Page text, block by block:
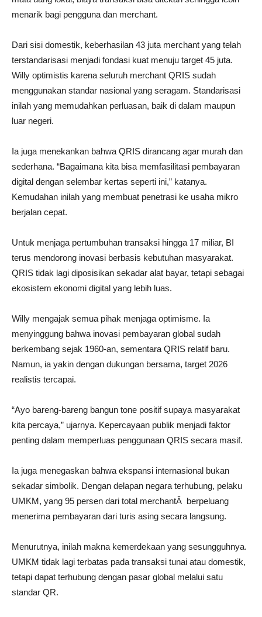
menarik bagi pengguna dan merchant.
Dari sisi domestik, keberhasilan 43 juta merchant yang telah
terstandarisasi menjadi fondasi kuat menuju target 45 juta.
Willy optimistis karena seluruh merchant QRIS sudah
menggunakan standar nasional yang seragam. Standarisasi
inilah yang memudahkan perluasan, baik di dalam maupun
luar negeri.
Ia juga menekankan bahwa QRIS dirancang agar murah dan
sederhana. “Bagaimana kita bisa memfasilitasi pembayaran
digital dengan selembar kertas seperti ini,” katanya.
Kemudahan inilah yang membuat penetrasi ke usaha mikro
berjalan cepat.
Untuk menjaga pertumbuhan transaksi hingga 17 miliar, BI
terus mendorong inovasi berbasis kebutuhan masyarakat.
QRIS tidak lagi diposisikan sekadar alat bayar, tetapi sebagai
ekosistem ekonomi digital yang lebih luas.
Willy mengajak semua pihak menjaga optimisme. Ia
menyinggung bahwa inovasi pembayaran global sudah
berkembang sejak 1960-an, sementara QRIS relatif baru.
Namun, ia yakin dengan dukungan bersama, target 2026
realistis tercapai.
“Ayo bareng-bareng bangun tone positif supaya masyarakat
kita percaya,” ujarnya. Kepercayaan publik menjadi faktor
penting dalam memperluas penggunaan QRIS secara masif.
Ia juga menegaskan bahwa ekspansi internasional bukan
sekadar simbolik. Dengan delapan negara terhubung, pelaku
UMKM, yang 95 persen dari total merchantÂ berpeluang
menerima pembayaran dari turis asing secara langsung.
Menurutnya, inilah makna kemerdekaan yang sesungguhnya.
UMKM tidak lagi terbatas pada transaksi tunai atau domestik,
tetapi dapat terhubung dengan pasar global melalui satu
standar QR.